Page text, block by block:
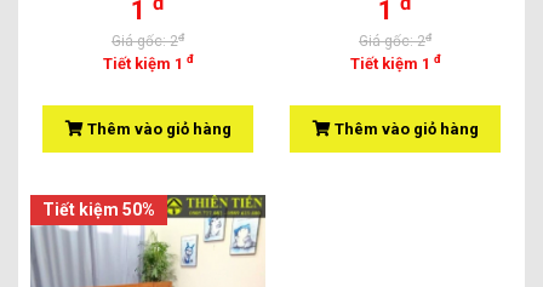
1
Giá gốc: 2đ
Tiết kiệm 1 đ
Thêm vào giỏ hàng
1
Giá gốc: 2đ
Tiết kiệm 1 đ
Thêm vào giỏ hàng
Tiết kiệm 50%